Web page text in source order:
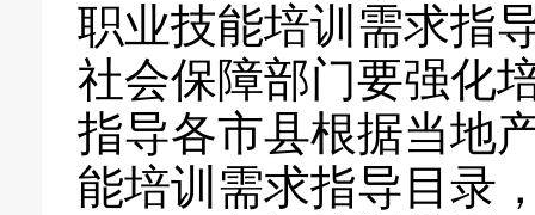
职业技能培训需求指
社会保障部门要强化
指导各市县根据当地
能培训需求指导目录